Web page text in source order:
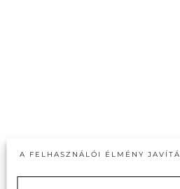
A FELHASZNÁLÓI ÉLMÉNY